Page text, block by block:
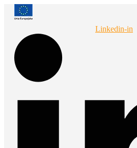
Przejdź
Linkedin-in